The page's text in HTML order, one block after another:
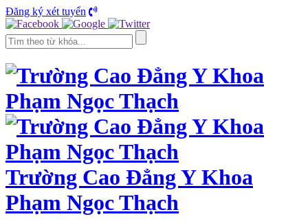
Đăng ký xét tuyển
Trường Cao Đẳng Y Khoa
Phạm Ngọc Thạch